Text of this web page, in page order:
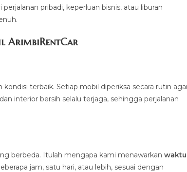
pribadi, keperluan bisnis, atau liburan
ArimbiRentCar
terbaik. Setiap mobil diperiksa secara rutin
interior bersih selalu terjaga, sehingga perjalanan
berbeda. Itulah mengapa kami menawarkan waktu
jam, satu hari, atau lebih, sesuai dengan